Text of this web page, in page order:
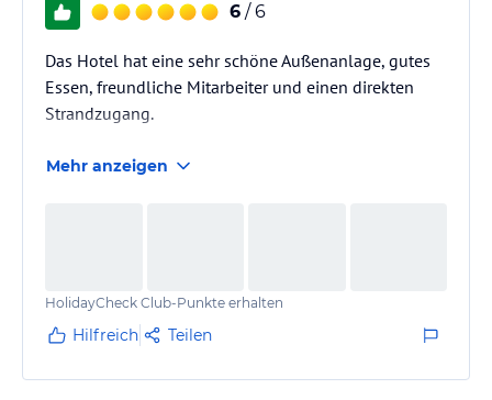
6 / 6
Das Hotel hat eine sehr schöne Außenanlage, gutes
Essen, freundliche Mitarbeiter und einen direkten
Strandzugang.
Mehr anzeigen
HolidayCheck Club-Punkte erhalten
Hilfreich Teilen